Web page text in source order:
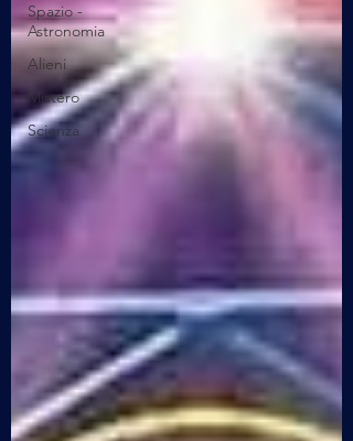
Spazio -
Astronomia
Alieni
Mistero
Scienza